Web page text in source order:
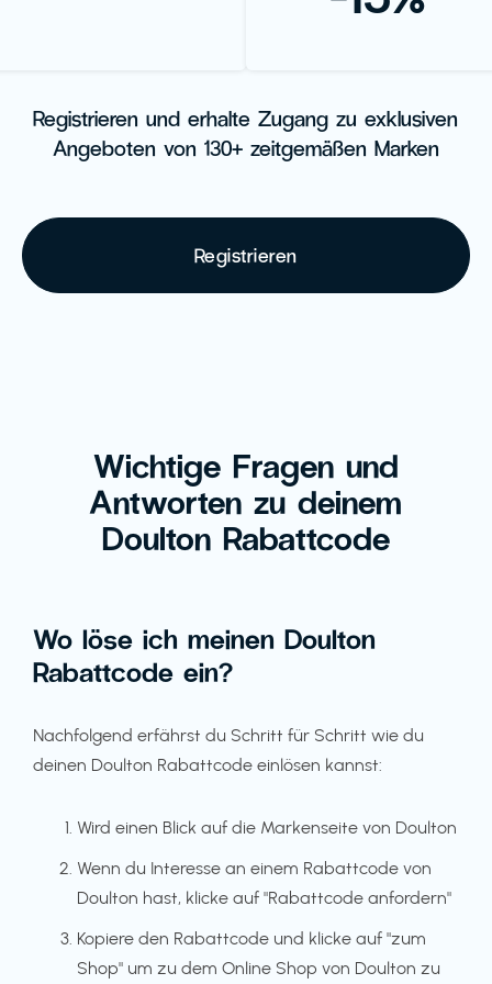
Registrieren und erhalte Zugang zu exklusiven
Angeboten von 130+ zeitgemäßen Marken
Registrieren
Wichtige Fragen und
Antworten zu deinem
Doulton Rabattcode
Wo löse ich meinen Doulton
Rabattcode ein?
Nachfolgend erfährst du Schritt für Schritt wie du
deinen Doulton Rabattcode einlösen kannst:
Wird einen Blick auf die Markenseite von Doulton
Wenn du Interesse an einem Rabattcode von
Doulton hast, klicke auf "Rabattcode anfordern"
Kopiere den Rabattcode und klicke auf "zum
Shop" um zu dem Online Shop von Doulton zu